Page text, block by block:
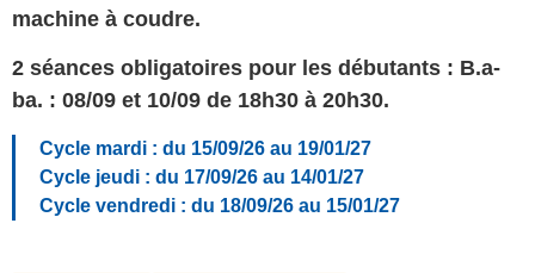
machine à coudre.
2 séances obligatoires pour les débutants : B.a-
ba. : 08/09 et 10/09 de 18h30 à 20h30.
Cycle mardi : du 15/09/26 au 19/01/27
Cycle jeudi : du 17/09/26 au 14/01/27
Cycle vendredi : du 18/09/26 au 15/01/27